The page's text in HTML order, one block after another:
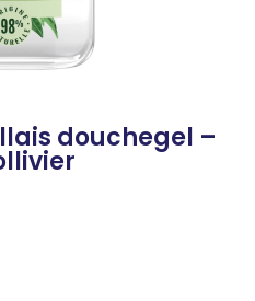
douchegel –